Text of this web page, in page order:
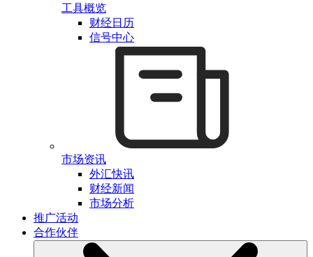
工具概览
财经日历
信号中心
市场资讯
外汇快讯
财经新闻
市场分析
推广活动
合作伙伴